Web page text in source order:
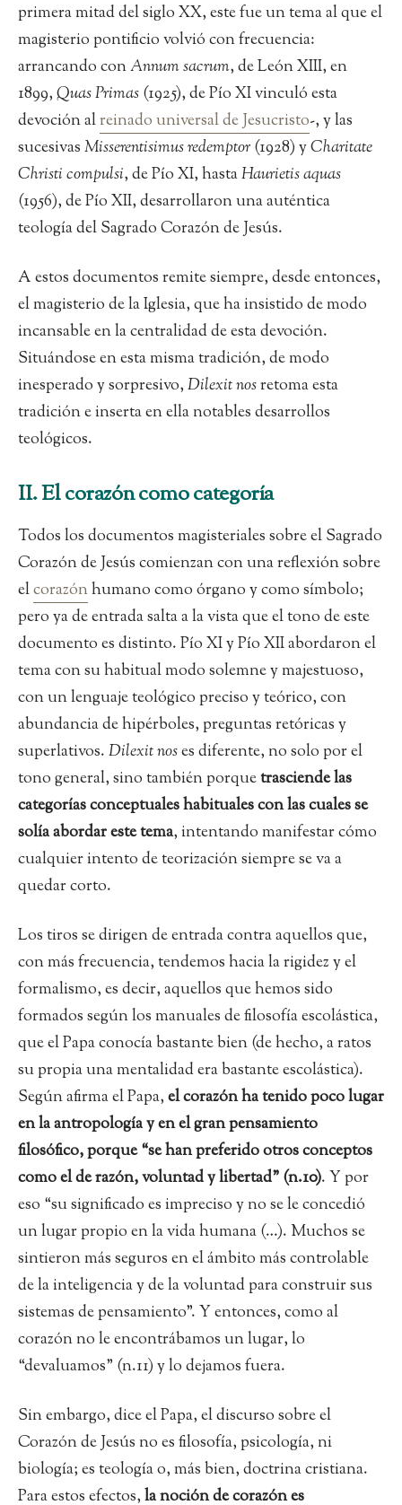
primera mitad del siglo XX, este fue un tema al que el
magisterio pontificio volvió con frecuencia:
arrancando conAnnum sacrum, de León XIII, en
1899,Quas Primas(1925), de Pío XI vinculó esta
devoción alreinado universal de Jesucristo-, y las
sucesivasMisserentisimus redemptor(1928) yCharitate
Christi compulsi, de Pío XI, hastaHaurietis aquas
(1956), de Pío XII, desarrollaron una auténtica
teología del Sagrado Corazón de Jesús.
A estos documentos remite siempre, desde entonces,
el magisterio de la Iglesia, que ha insistido de modo
incansable en la centralidad de esta devoción.
Situándose en esta misma tradición, de modo
inesperado y sorpresivo,Dilexit nosretoma esta
tradición e inserta en ella notables desarrollos
teológicos.
II. El corazón como categoría
Todos los documentos magisteriales sobre el Sagrado
Corazón de Jesús comienzan con una reflexión sobre
elcorazónhumano como órgano y como símbolo;
pero ya de entrada salta a la vista que el tono de este
documento es distinto. Pío XI y Pío XII abordaron el
tema con su habitual modo solemne y majestuoso,
con un lenguaje teológico preciso y teórico, con
abundancia de hipérboles, preguntas retóricas y
superlativos.Dilexit noses diferente, no solo por el
tono general, sino también porquetrasciende las
categorías conceptuales habituales con las cuales se
solía abordar este tema, intentando manifestar cómo
cualquier intento de teorización siempre se va a
quedar corto.
Los tiros se dirigen de entrada contra aquellos que,
con más frecuencia, tendemos hacia la rigidez y el
formalismo, es decir, aquellos que hemos sido
formados según los manuales de filosofía escolástica,
que el Papa conocía bastante bien (de hecho, a ratos
su propia una mentalidad era bastante escolástica).
Según afirma el Papa,el corazón ha tenido poco lugar
en la antropología y en el gran pensamiento
filosófico, porque “se han preferido otros conceptos
como el de razón, voluntad y libertad” (n.10). Y por
eso “su significado es impreciso y no se le concedió
un lugar propio en la vida humana (…). Muchos se
sintieron más seguros en el ámbito más controlable
de la inteligencia y de la voluntad para construir sus
sistemas de pensamiento”. Y entonces, como al
corazón no le encontrábamos un lugar, lo
“devaluamos” (n.11) y lo dejamos fuera.
Sin embargo, dice el Papa, el discurso sobre el
Corazón de Jesús no es filosofía, psicología, ni
biología; es teología o, más bien, doctrina cristiana.
Para estos efectos,la noción de corazón es